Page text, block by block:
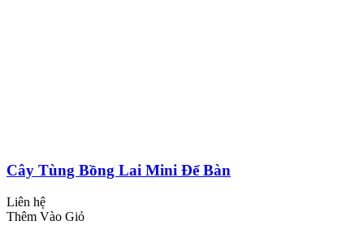
Cây Tùng Bồng Lai Mini Để Bàn
Liên hệ
Thêm Vào Giỏ